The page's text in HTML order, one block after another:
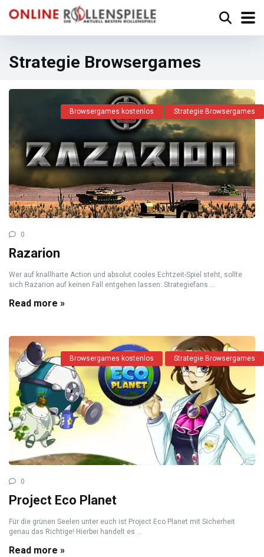
Strategie Browsergames
Browsergames kostenlos Strategie Browsergames
0
Razarion
Wer auf knallharte Action und absolut cooles Echtzeit-Spiel steht, sollte
sich Razarion auf keinen Fall entgehen lassen. Strategiefans ...
Read more »
Browsergames kostenlos Strategie Browsergames
0
Project Eco Planet
Für die grünen Seelen unter euch ist Project Eco Planet mit Sicherheit
genau das Richtige! Hierbei handelt es ...
Read more »